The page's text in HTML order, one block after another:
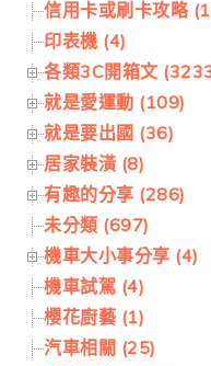
信用卡或刷卡攻略
印表機 (4)
各類3C開箱文
就是愛運動 (109)
就是要出國 (36)
居家裝潢 (8)
有趣的分享 (286)
未分類 (697)
機車大小事分享 (4)
機車試駕 (4)
櫻花廚藝 (1)
汽車相關 (25)